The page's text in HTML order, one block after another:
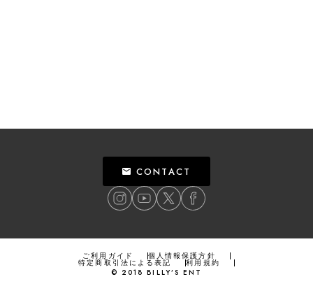
CONTACT
ご利用ガイド 個人情報保護方針
特定商取引法による表記
利用規約
© 2018 BILLY’S ENT